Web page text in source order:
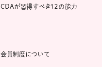
CDAが習得すべき１２の能力
会員制度について